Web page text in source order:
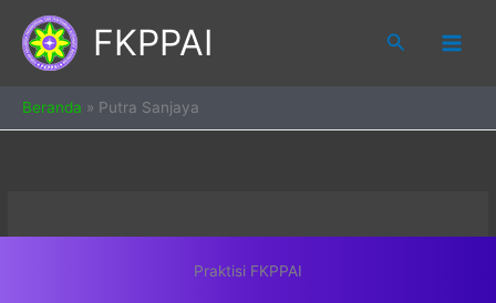
content
FKPPAI Search
Beranda » Putra Sanjaya
Praktisi FKPPAI